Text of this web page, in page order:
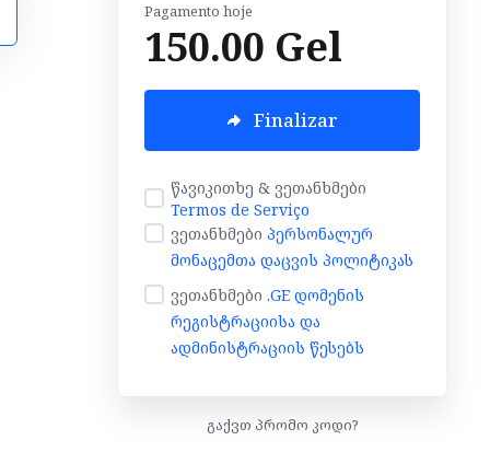
Pagamento hoje
150.00 Gel
Finalizar
წავიკითხე & ვეთანხმები
Termos de Serviço
ვეთანხმები პერსონალურ
მონაცემთა დაცვის პოლიტიკას
ვეთანხმები .GE დომენის
რეგისტრაციისა და
ადმინისტრაციის წესებს
გაქვთ პრომო კოდი?